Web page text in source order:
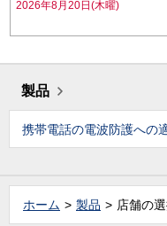
2026年8月20日(木曜)
製品
携帯電話の電波防護への
ホーム 製品 店舗の